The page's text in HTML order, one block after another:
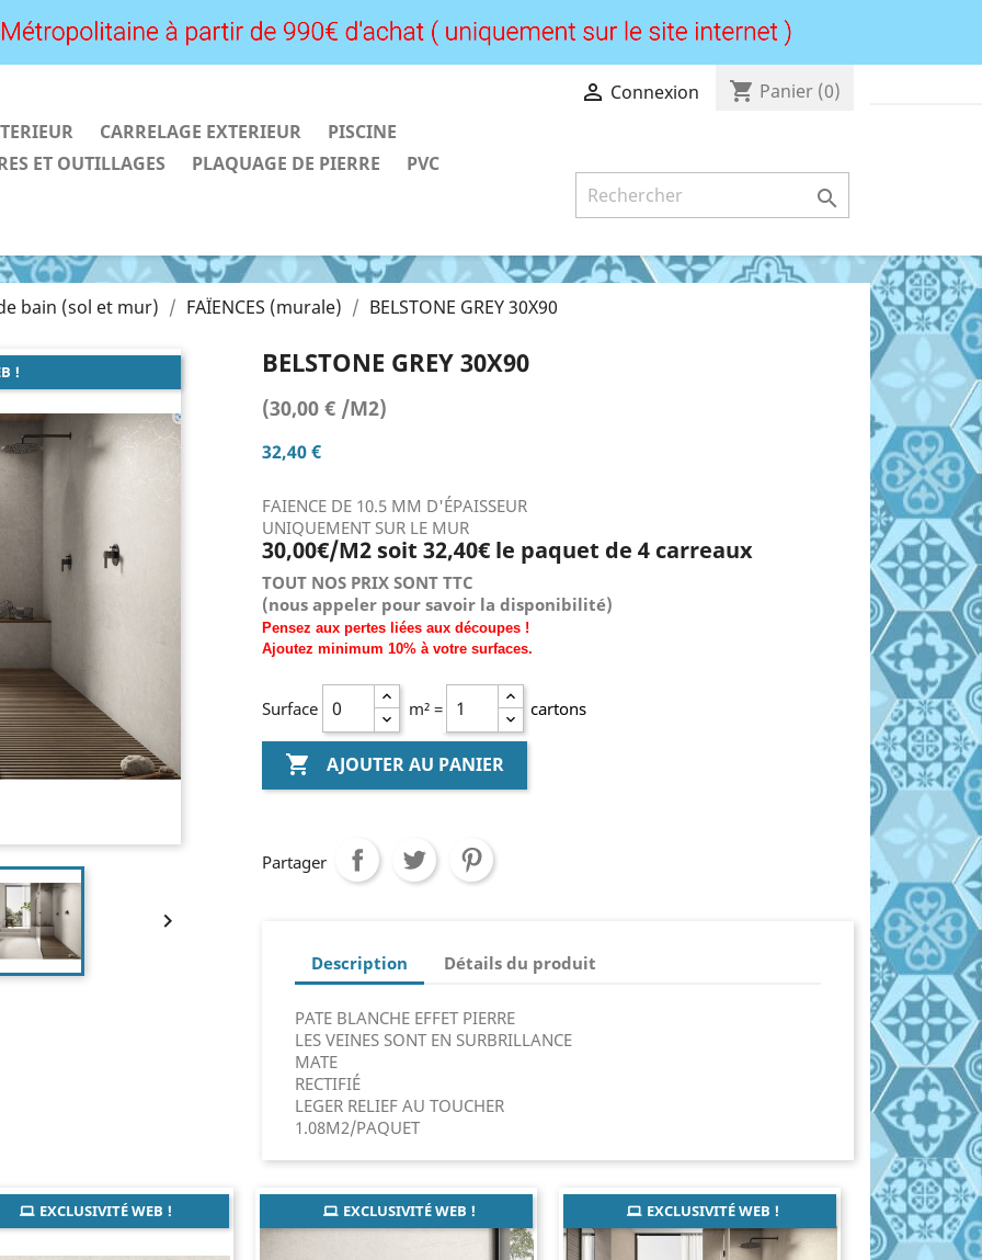
 Connexion shopping_cart Panier (0)
CARRELAGE EXTERIEUR
PISCINE
ET OUTILLAGES
PLAQUAGE DE PIERRE PVC

bain (sol et mur) FAÏENCES (murale) BELSTONE GREY 30X90
!

BELSTONE GREY 30X90
(30,00 € /M2)
32,40 €
FAIENCE DE 10.5 MM D'ÉPAISSEUR
UNIQUEMENT SUR LE MUR
30,00€/M2 soit 32,40€ le paquet de 4 carreaux
TOUT NOS PRIX SONT TTC
(nous appeler pour savoir la disponibilité)
Pensez aux pertes liées aux découpes !
Ajoutez minimum 10% à votre surfaces.
Surface m² = cartons
 AJOUTER AU PANIER
Partager
Description Détails du produit
PATE BLANCHE EFFET PIERRE
LES VEINES SONT EN SURBRILLANCE
MATE
RECTIFIÉ
LEGER RELIEF AU TOUCHER
1.08M2/PAQUET
EXCLUSIVITÉ WEB ! EXCLUSIVITÉ WEB ! EXCLUSIVITÉ WEB !